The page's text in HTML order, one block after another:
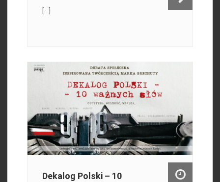
[...]
Dekalog Polski – 10